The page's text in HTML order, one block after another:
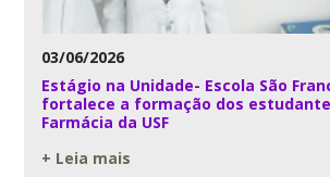
03/06/2026
Estágio na Unidade- Escola São
fortalece a formação dos
Farmácia da USF
+ Leia mais